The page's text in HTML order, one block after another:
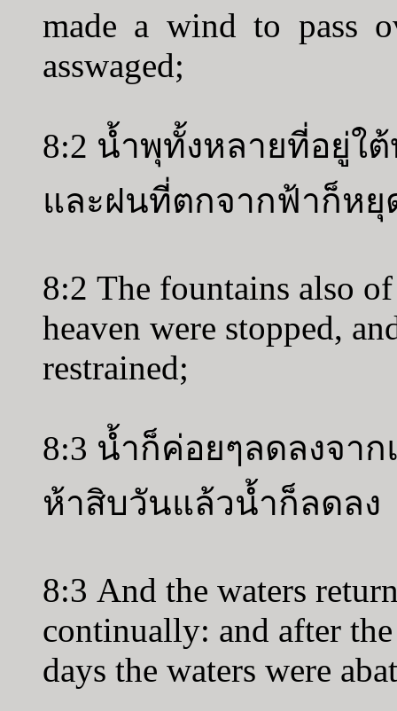
made a wind to pass
asswaged;
8:2 น้ำพุทั้งหลายที่อยู่ใ
และฝนที่ตกจากฟ้าก็หยุ
8:2 The fountains also
heaven were stopped,
restrained;
8:3 น้ำก็ค่อยๆลดลงจา
ห้าสิบวันแล้วน้ำก็ลดลง
8:3 And the waters
continually: and after
days the waters were